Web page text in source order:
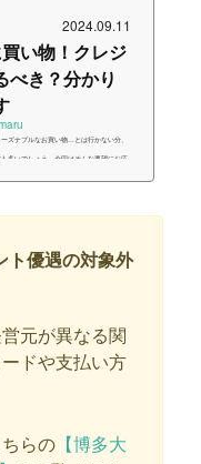
2024.09.11
い物！クレジ
べき？分かり
ズナブルなお買い物…とは行かない分、
多いでしょう。今回はそんな要望にお応
払い方法の一覧それでは早速、大丸では
ト優遇の対象外
元が異なる関
ドや支払い方
らの【博多大